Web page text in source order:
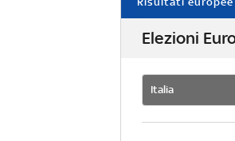
Elezioni
Italia